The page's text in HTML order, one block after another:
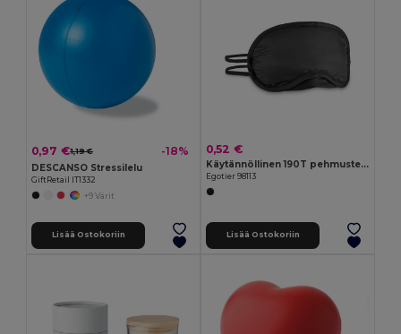
0,97 €1,19 € -18%
DESCANSO Stressilelu
GiftRetail IT1332
+9 Värit
Lisää Ostokoriin
0,52 €
Käytännöllinen 190T pehmustettu unimaski
Egotier 98113
Lisää Ostokoriin